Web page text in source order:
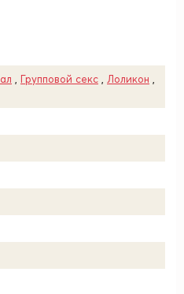
Групповой секс Лоликон